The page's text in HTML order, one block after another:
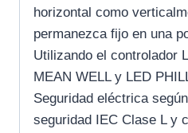
horizontal como
permanezca fijo en una
Utilizando el controlador
MEAN WELL y LED
Seguridad eléctrica
seguridad IEC Clase L y